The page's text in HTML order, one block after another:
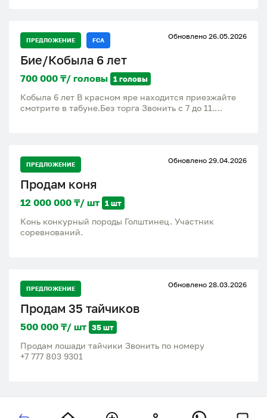
ПРЕДЛОЖЕНИЕ FCA Обновлено 26.05.2026
Бие/Кобыла 6 лет
700 000 ₸/ головы 1 головы
Кобыла 6 лет В красном яре находится приезжайте
смотрите в табуне.Без торга Звонить с 7 до 11.
ПРЕДЛОЖЕНИЕ Обновлено 29.04.2026
Продам коня
12 000 000 ₸/ шт 1 шт
Конь конкурный породы Голштинец. Участник
соревнований.
ПРЕДЛОЖЕНИЕ Обновлено 28.03.2026
Продам 35 тайчиков
500 000 ₸/ шт 35 шт
Продам лошади тайчики Звонить по номеру